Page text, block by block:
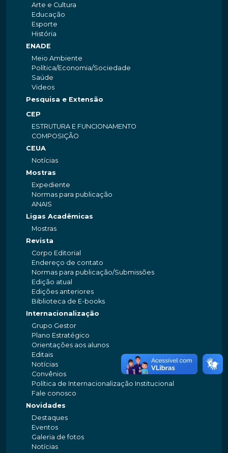
Arte e Cultura
Educação
Esporte
História
ENADE
Meio Ambiente
Política/Economia/Sociedade
Saúde
Videos
Pesquisa e Extensão
CEP
ESTRUTURA E FUNCIONAMENTO
COMPOSIÇÃO
CEUA
Notícias
Mostras
Expediente
Normas para publicação
ANAIS
Ligas Acadêmicas
Mostras
Revista
Corpo Editorial
Endereço de contato
Normas para publicação/Submissões
Edição atual
Edições anteriores
Biblioteca de E-books
Internacionalização
Grupo Gestor
Plano Estratégico
Orientações aos alunos
Editais
Notícias
Convênios
Política de Internacionalização Institucional
Fale conosco
Novidades
Destaques
Eventos
Galeria de fotos
Notícias